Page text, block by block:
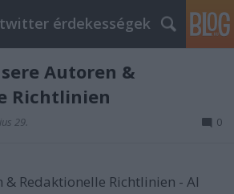
érdekességek
Autoren &
Richtlinien
29. 0
& Redaktionelle Richtlinien - AI